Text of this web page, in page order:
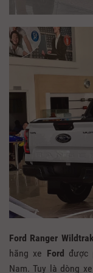
Ford Ranger
hãng xe Ford được
Nam. Tuy là dòng